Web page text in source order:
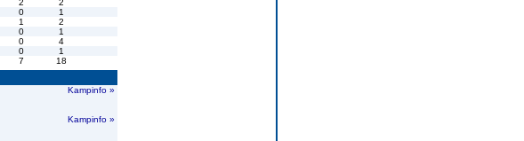
2
2
0
1
1
2
0
1
0
4
0
1
7
18
Kampinfo »
Kampinfo »